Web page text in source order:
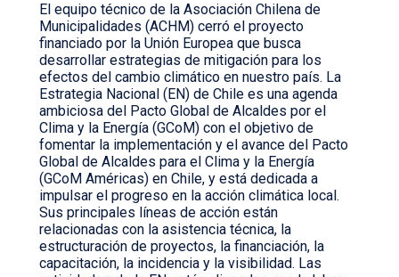
El equipo técnico de la Asociación Chilena de
Municipalidades (ACHM) cerró el proyecto
financiado por la Unión Europea que busca
desarrollar estrategias de mitigación para los
efectos del cambio climático en nuestro país. La
Estrategia Nacional (EN) de Chile es una agenda
ambiciosa del Pacto Global de Alcaldes por el
Clima y la Energía (GCoM) con el objetivo de
fomentar la implementación y el avance del Pacto
Global de Alcaldes para el Clima y la Energía
(GCoM Américas) en Chile, y está dedicada a
impulsar el progreso en la acción climática local.
Sus principales líneas de acción están
relacionadas con la asistencia técnica, la
estructuración de proyectos, la financiación, la
capacitación, la incidencia y la visibilidad. Las